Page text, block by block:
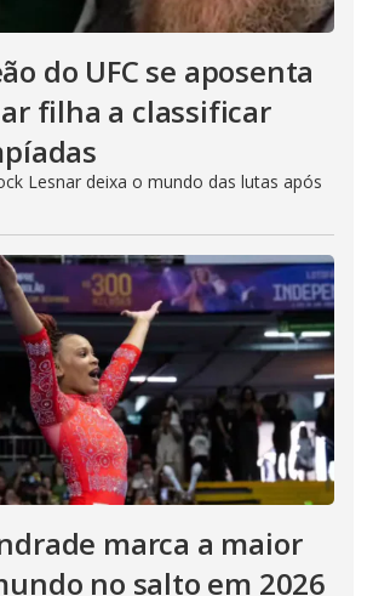
do UFC se aposenta
filha a classificar
Lesnar deixa o mundo das lutas após
marca a maior
no salto em 2026